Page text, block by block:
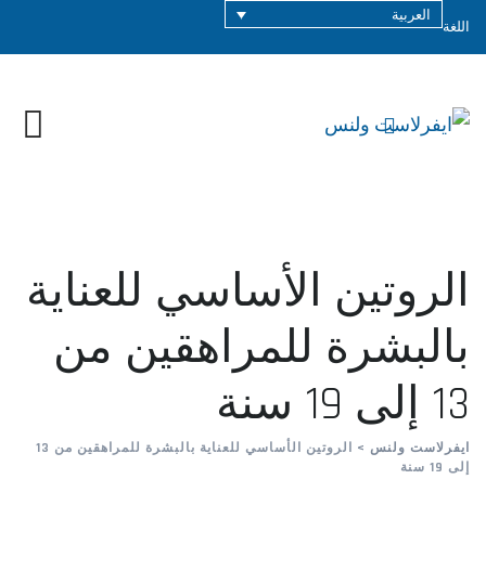
اللغة
العربية
الروتين الأساسي للعناية
بالبشرة للمراهقين من
13 إلى 19 سنة
ايفرلاست ولنس >
الروتين الأساسي للعناية بالبشرة للمراهقين من 13
إلى 19 سنة